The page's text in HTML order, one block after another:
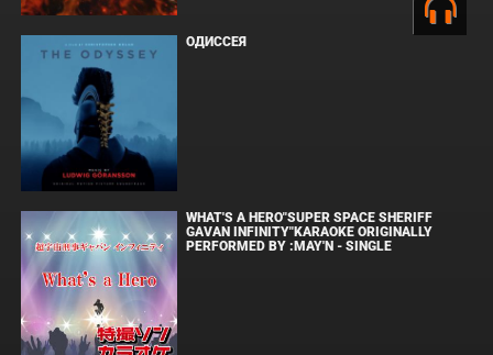
ОДИССЕЯ
WHAT'S A HERO"SUPER SPACE SHERIFF
GAVAN INFINITY"KARAOKE ORIGINALLY
PERFORMED BY :MAY'N - SINGLE